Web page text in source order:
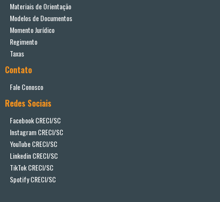
Materiais de Orientação
Modelos de Documentos
Momento Jurídico
Regimento
Taxas
Contato
Fale Conosco
Redes Sociais
Facebook CRECI/SC
Instagram CRECI/SC
YouTube CRECI/SC
Linkedin CRECI/SC
TikTok CRECI/SC
Spotify CRECI/SC